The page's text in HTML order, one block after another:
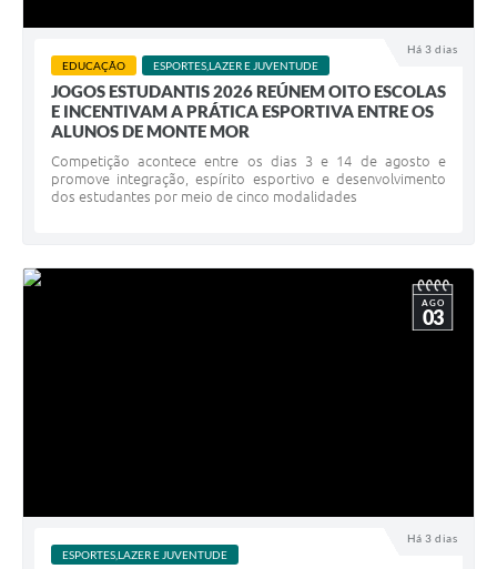
Há 3 dias
EDUCAÇÃO ESPORTES,LAZER E JUVENTUDE
JOGOS ESTUDANTIS 2026 REÚNEM OITO ESCOLAS
E INCENTIVAM A PRÁTICA ESPORTIVA ENTRE OS
ALUNOS DE MONTE MOR
Competição acontece entre os dias 3 e 14 de agosto e
promove integração, espírito esportivo e desenvolvimento
dos estudantes por meio de cinco modalidades
Há 3 dias
AGO
03
ESPORTES,LAZER E JUVENTUDE